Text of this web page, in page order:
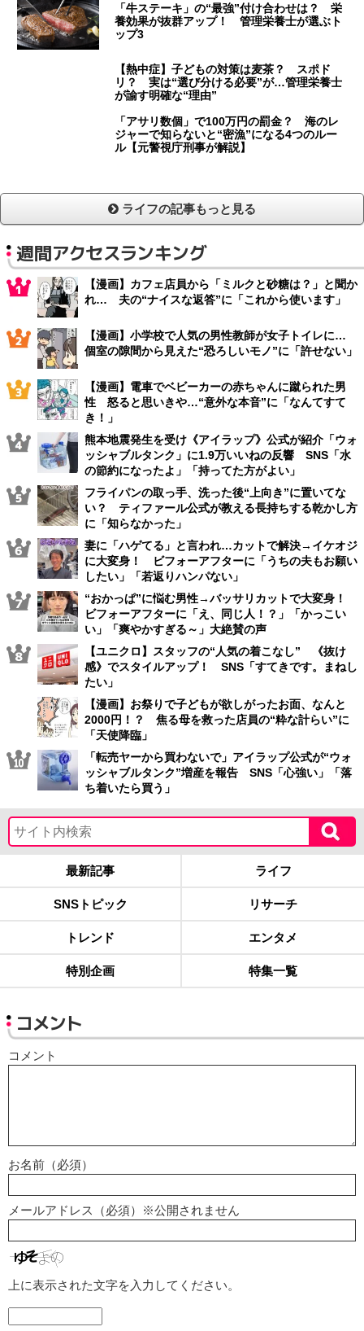
「牛ステーキ」の“最強”付け合わせは？ 栄
養効果が抜群アップ！ 管理栄養士が選ぶト
ップ3
【熱中症】子どもの対策は麦茶？ スポド
リ？ 実は“選び分ける必要”が…管理栄養士
が諭す明確な“理由”
「アサリ数個」で100万円の罰金？ 海のレ
ジャーで知らないと“密漁”になる4つのルー
ル【元警視庁刑事が解説】
ライフの記事もっと見る
週間アクセスランキング
【漫画】カフェ店員から「ミルクと砂糖は？」と聞か
れ… 夫の“ナイスな返答”に「これから使います」
【漫画】小学校で人気の男性教師が女子トイレに…
個室の隙間から見えた“恐ろしいモノ”に「許せない」
【漫画】電車でベビーカーの赤ちゃんに蹴られた男
性 怒ると思いきや…“意外な本音”に「なんてすて
き！」
熊本地震発生を受け《アイラップ》公式が紹介「ウォ
ッシャブルタンク」に1.9万いいねの反響 SNS「水
の節約になったよ」「持ってた方がよい」
フライパンの取っ手、洗った後“上向き”に置いてな
い？ ティファール公式が教える長持ちする乾かし方
に「知らなかった」
妻に「ハゲてる」と言われ…カットで解決→イケオジ
に大変身！ ビフォーアフターに「うちの夫もお願い
したい」「若返りハンパない」
“おかっぱ”に悩む男性→バッサリカットで大変身！
ビフォーアフターに「え、同じ人！？」「かっこい
い」「爽やかすぎる～」大絶賛の声
【ユニクロ】スタッフの“人気の着こなし” 《抜け
感》でスタイルアップ！ SNS「すてきです。まねし
たい」
【漫画】お祭りで子どもが欲しがったお面、なんと
2000円！？ 焦る母を救った店員の“粋な計らい”に
「天使降臨」
「転売ヤーから買わないで」アイラップ公式が“ウォ
ッシャブルタンク”増産を報告 SNS「心強い」「落
ち着いたら買う」
最新記事 ライフ
SNSトピック リサーチ
トレンド エンタメ
特別企画 特集一覧
コメント
コメント
お名前（必須）
メールアドレス（必須）※公開されません
上に表示された文字を入力してください。